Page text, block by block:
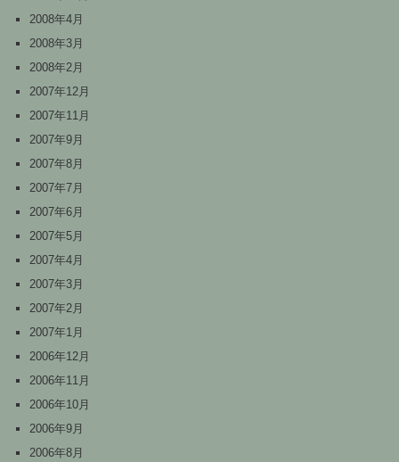
2008年4月
2008年3月
2008年2月
2007年12月
2007年11月
2007年9月
2007年8月
2007年7月
2007年6月
2007年5月
2007年4月
2007年3月
2007年2月
2007年1月
2006年12月
2006年11月
2006年10月
2006年9月
2006年8月